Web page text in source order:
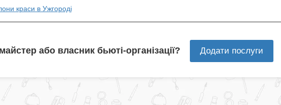
краси в Ужгороді
або власник бьюті-організації? Додати послуги